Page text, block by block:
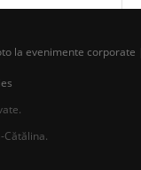
la evenimente corporate
Cătălina.